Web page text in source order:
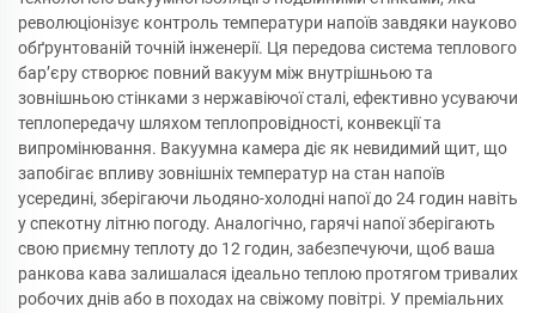
революціонізує контроль температури напоїв завдяки науково
обґрунтованій точній інженерії. Ця передова система теплового
бар’єру створює повний вакуум між внутрішньою та
зовнішньою стінками з нержавіючої сталі, ефективно усуваючи
теплопередачу шляхом теплопровідності, конвекції та
випромінювання. Вакуумна камера діє як невидимий щит, що
запобігає впливу зовнішніх температур на стан напоїв
усередині, зберігаючи льодяно-холодні напої до 24 годин навіть
у спекотну літню погоду. Аналогічно, гарячі напої зберігають
свою приємну теплоту до 12 годин, забезпечуючи, щоб ваша
ранкова кава залишалася ідеально теплою протягом тривалих
робочих днів або в походах на свіжому повітрі. У преміальних